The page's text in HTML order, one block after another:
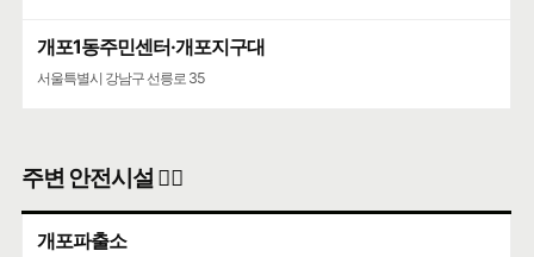
개포1동주민센터·개포지구대
서울특별시 강남구 선릉로 35
주변 안전시설 👮‍♀️
개포파출소